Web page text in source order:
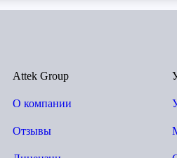
Attek Group
О компании
Отзывы